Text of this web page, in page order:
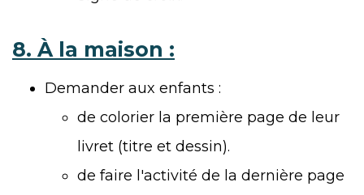
8. À la maison :
Demander aux enfants :
de colorier la première page de leur
livret (titre et dessin).
de faire l'activité de la dernière page